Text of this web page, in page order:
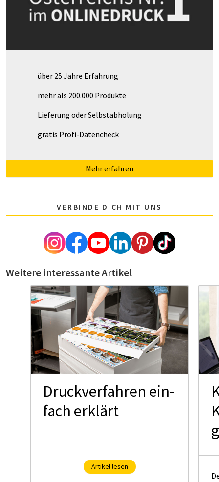
über 25 Jahre Erfahrung
mehr als 200.000 Produkte
Lieferung oder Selbstabholung
gratis Profi-Datencheck
Mehr erfahren
VERBINDE DICH MIT UNS
Weitere interessante Artikel
Druck­ver­fah­ren ein­
fach er­klärt
Artikel lesen